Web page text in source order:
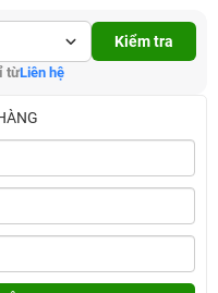
Kiểm tra
từLiên hệ